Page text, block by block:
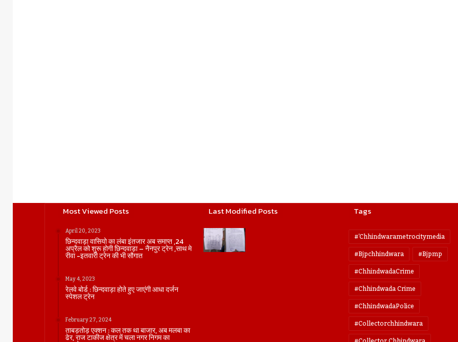
Most Viewed Posts
April 20, 2023
छिन्दवाड़ा वासियो का लंबा इंतजार अब समाप्त ,24
अप्रैल को शुरू होगी छिन्दवाड़ा – नैनपुर ट्रेन ,साथ मे
रीवा -इतवारी ट्रेन की भी सौगात
May 4, 2023
रेलवे बोर्ड : छिन्दवाड़ा होते हुए जाएंगी आधा दर्जन
स्पेशल ट्रेन
February 27, 2024
ताबड़तोड़ एक्शन : कल तक था बाजार, अब मलबा का
ढेर, राज टाकीज क्षेत्र में चला नगर निगम का
Last Modified Posts Tags
#'chhindwarametrocitymedia
#bjpchhindwara
#bjpmp
#ChhindwadaCrime
#Chhindwada Crime
#ChhindwadaPolice
#collectorchhindwara